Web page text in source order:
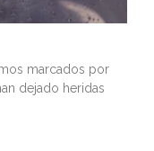
marcados por
dejado heridas